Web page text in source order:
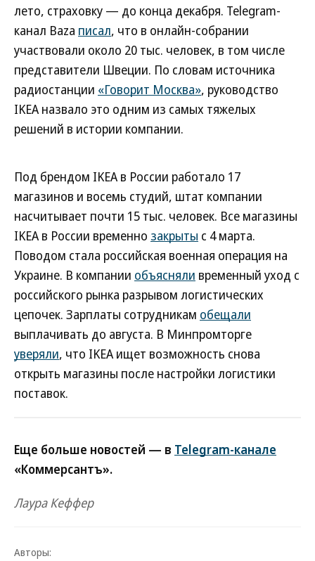
лето, страховку — до конца декабря. Telegram-
канал Baza писал, что в онлайн-собрании
участвовали около 20 тыс. человек, в том числе
представители Швеции. По словам источника
радиостанции «Говорит Москва», руководство
IKEA назвало это одним из самых тяжелых
решений в истории компании.
Под брендом IKEA в России работало 17
магазинов и восемь студий, штат компании
насчитывает почти 15 тыс. человек. Все магазины
IKEA в России временно закрыты с 4 марта.
Поводом стала российская военная операция на
Украине. В компании объясняли временный уход с
российского рынка разрывом логистических
цепочек. Зарплаты сотрудникам обещали
выплачивать до августа. В Минпромторге
уверяли, что IKEA ищет возможность снова
открыть магазины после настройки логистики
поставок.
Еще больше новостей — в Telegram-канале
«Коммерсантъ».
Лаура Кеффер
Авторы: